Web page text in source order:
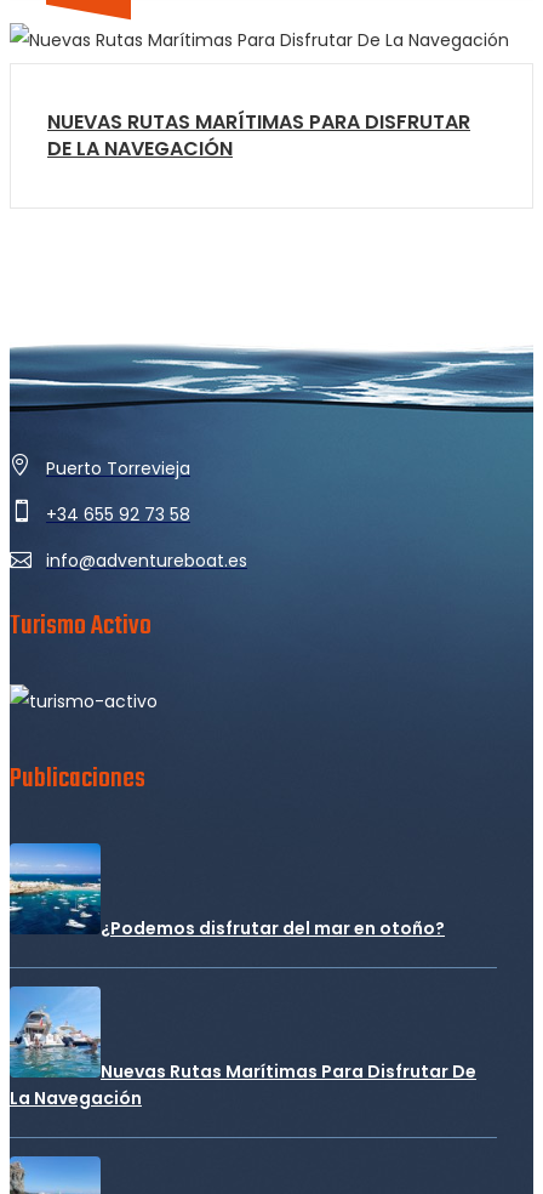
NUEVAS RUTAS MARÍTIMAS PARA DISFRUTAR
DE LA NAVEGACIÓN
Puerto Torrevieja
+34 655 92 73 58
info@adventureboat.es
Turismo Activo
Publicaciones
¿Podemos disfrutar del mar en otoño?
Nuevas Rutas Marítimas Para Disfrutar De
La Navegación